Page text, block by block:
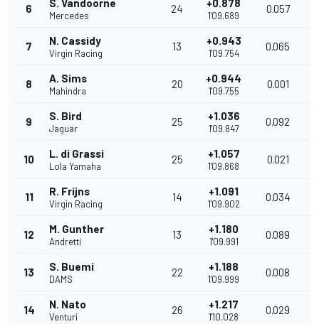
6 S. Vandoorne
Mercedes
24 +0.878
1'09.689
0.057
7 N. Cassidy
Virgin Racing
13 +0.943
1'09.754
0.065
8 A. Sims
Mahindra
20 +0.944
1'09.755
0.001
9 S. Bird
Jaguar
25 +1.036
1'09.847
0.092
10 L. di Grassi
Lola Yamaha
25 +1.057
1'09.868
0.021
11 R. Frijns
Virgin Racing
14 +1.091
1'09.902
0.034
12 M. Gunther
Andretti
13 +1.180
1'09.991
0.089
13 S. Buemi
DAMS
22 +1.188
1'09.999
0.008
14 N. Nato
Venturi
26 +1.217
1'10.028
0.029